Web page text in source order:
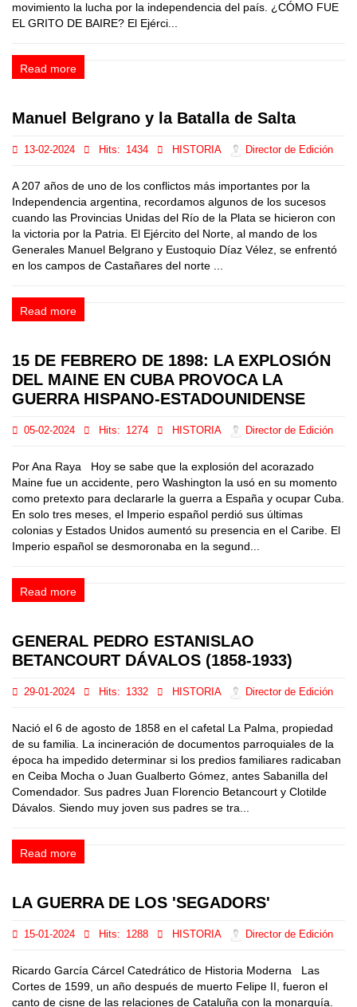
movimiento la lucha por la independencia del país. ¿CÓMO FUE
EL GRITO DE BAIRE? El Ejérci...
Read more
Manuel Belgrano y la Batalla de Salta
13-02-2024 Hits: 1434 HISTORIA Director de Edición
A 207 años de uno de los conflictos más importantes por la
Independencia argentina, recordamos algunos de los sucesos
cuando las Provincias Unidas del Río de la Plata se hicieron con
la victoria por la Patria. El Ejército del Norte, al mando de los
Generales Manuel Belgrano y Eustoquio Díaz Vélez, se enfrentó
en los campos de Castañares del norte ...
Read more
15 DE FEBRERO DE 1898: LA EXPLOSIÓN
DEL MAINE EN CUBA PROVOCA LA
GUERRA HISPANO-ESTADOUNIDENSE
05-02-2024 Hits: 1274 HISTORIA Director de Edición
Por Ana Raya Hoy se sabe que la explosión del acorazado
Maine fue un accidente, pero Washington la usó en su momento
como pretexto para declararle la guerra a España y ocupar Cuba.
En solo tres meses, el Imperio español perdió sus últimas
colonias y Estados Unidos aumentó su presencia en el Caribe. El
Imperio español se desmoronaba en la segund...
Read more
GENERAL PEDRO ESTANISLAO
BETANCOURT DÁVALOS (1858-1933)
29-01-2024 Hits: 1332 HISTORIA Director de Edición
Nació el 6 de agosto de 1858 en el cafetal La Palma, propiedad
de su familia. La incineración de documentos parroquiales de la
época ha impedido determinar si los predios familiares radicaban
en Ceiba Mocha o Juan Gualberto Gómez, antes Sabanilla del
Comendador. Sus padres Juan Florencio Betancourt y Clotilde
Dávalos. Siendo muy joven sus padres se tra...
Read more
LA GUERRA DE LOS 'SEGADORS'
15-01-2024 Hits: 1288 HISTORIA Director de Edición
Ricardo García Cárcel Catedrático de Historia Moderna Las
Cortes de 1599, un año después de muerto Felipe II, fueron el
canto de cisne de las relaciones de Cataluña con la monarquía.